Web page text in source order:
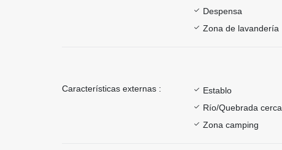
Despensa
Zona de lavandería
Características externas : Establo
Río/Quebrada
Zona camping